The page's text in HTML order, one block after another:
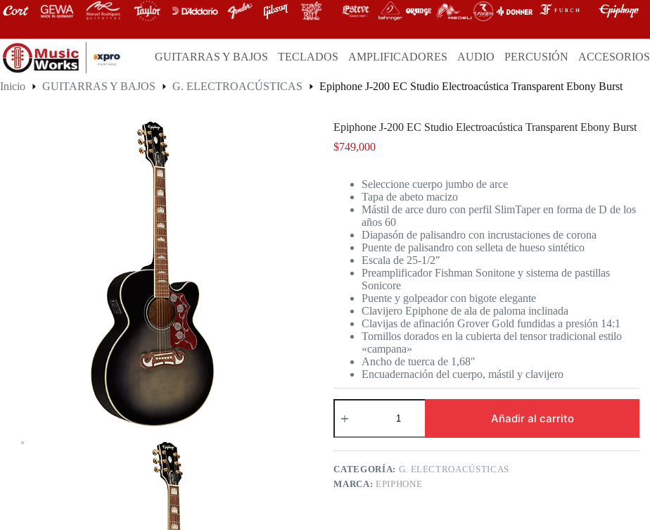
Saltar
al
GUITARRAS Y BAJOS TECLADOS AMPLIFICADORES AUDIO PERCUSIÓN ACCESORIOS
Inicio GUITARRAS Y BAJOS G. ELECTROACÚSTICAS Epiphone J-200 EC Studio Electroacústica Transparent Ebony Burst
Epiphone J-200 EC Studio Electroacústica Transparent Ebony Burst
$749,000
Seleccione cuerpo jumbo de arce
Tapa de abeto macizo
Mástil de arce duro con perfil SlimTaper en forma de D de los
años 60
Diapasón de palisandro con incrustaciones de corona
Puente de palisandro con selleta de hueso sintético
Escala de 25-1/2″
Preamplificador Fishman Sonitone y sistema de pastillas
Sonicore
Puente y golpeador con bigote elegante
Clavijero Epiphone de ala de paloma inclinada
Clavijas de afinación Grover Gold fundidas a presión 14:1
Tornillos dorados en la cubierta del tensor tradicional estilo
«campana»
Ancho de tuerca de 1,68″
Encuadernación del cuerpo, mástil y clavijero
Epiphone
EC
Studio
Electroacústica
Transparent
Ebony
Añadir al carrito
CATEGORÍA: G. ELECTROACÚSTICAS
MARCA: EPIPHONE